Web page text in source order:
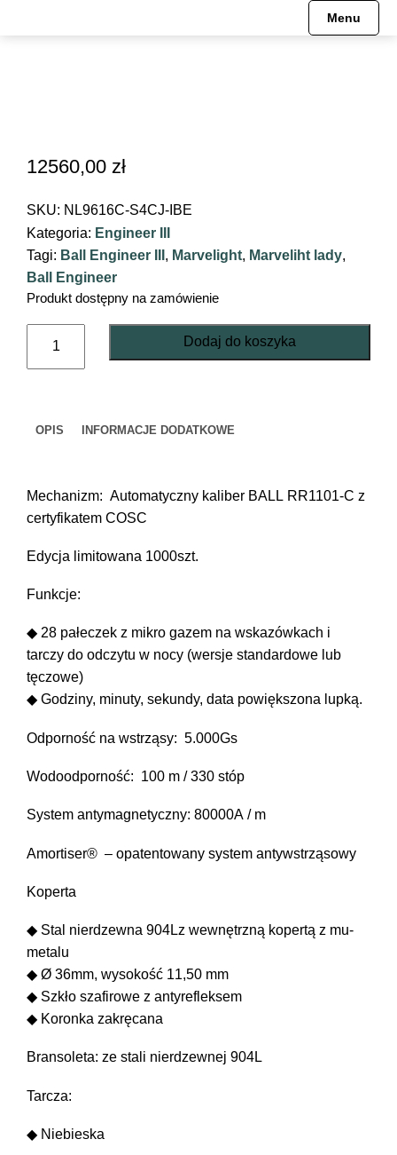
Menu
12560,00 zł
SKU: NL9616C-S4CJ-IBE
Kategoria: Engineer III
Tagi: Ball Engineer III , Marvelight, Marveliht lady,
Ball Engineer
Produkt dostępny na zamówienie
Dodaj do koszyka
OPIS INFORMACJE DODATKOWE
Mechanizm: Automatyczny kaliber BALL RR1101-C z
certyfikatem COSC
Edycja limitowana 1000szt.
Funkcje:
◆ 28 pałeczek z mikro gazem na wskazówkach i
tarczy do odczytu w nocy (wersje standardowe lub
tęczowe)
◆ Godziny, minuty, sekundy, data powiększona lupką.
Odporność na wstrząsy: 5.000Gs
Wodoodporność: 100 m / 330 stóp
System antymagnetyczny: 80000A / m
Amortiser® – opatentowany system antywstrząsowy
Koperta
◆ Stal nierdzewna 904Lz wewnętrzną kopertą z mu-
metalu
◆ Ø 36mm, wysokość 11,50 mm
◆ Szkło szafirowe z antyrefleksem
◆ Koronka zakręcana
Bransoleta: ze stali nierdzewnej 904L
Tarcza:
◆ Niebieska
Engineer III
Engineer M
Engineer Master II
Fireman
Oficjalne Zegarki Kolejowe
Trainmaster
Engineer M
Engineer II
Engineer Master II
Engineer III
Trainmaster
Roadmaster
MUZEUM